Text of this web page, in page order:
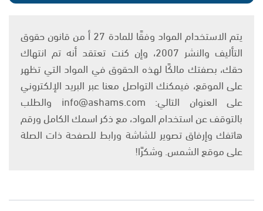
يتم الاستخدام المواد وفقًا للمادة 27 أ من قانون حقوق
التأليف والنشر 2007، وإن كنت تعتقد أنه تم انتهاك
حقك، بصفتك مالكًا لهذه الحقوق في المواد التي تظهر
على الموقع، فيمكنك التواصل معنا عبر البريد الإلكتروني
على العنوان التالي: info@ashams.com والطلب
بالتوقف عن استخدام المواد، مع ذكر اسمك الكامل ورقم
هاتفك وإرفاق تصوير للشاشة ورابط للصفحة ذات الصلة
على موقع الشمس. وشكرًا!